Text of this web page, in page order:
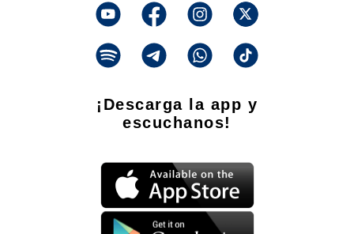
¡Descarga la app y
escuchanos!